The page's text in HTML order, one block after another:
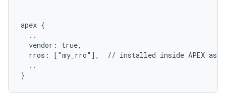
apex {
  ..
  vendor: true,
rros: ["my_rro"],  // installed inside APEX as
  ..